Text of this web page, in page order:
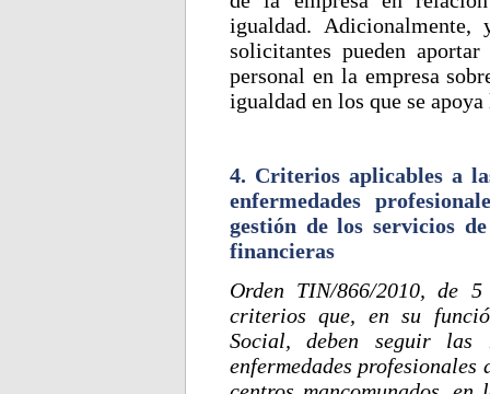
igualdad.
solicitantes pueden
personal en la empresa
igualdad en los que se
4. Criterios aplicables a
enfermedades
gestión de los servicios
financieras
Orden TIN/866/2010, de
criterios que, en su
Social, deben seguir las
enfermedades profesionales